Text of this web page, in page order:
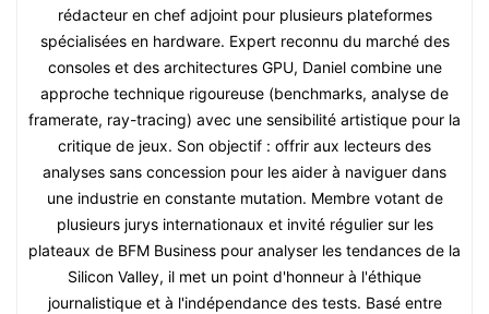
rédacteur en chef adjoint pour plusieurs plateformes
spécialisées en hardware. Expert reconnu du marché des
consoles et des architectures GPU, Daniel combine une
approche technique rigoureuse (benchmarks, analyse de
framerate, ray-tracing) avec une sensibilité artistique pour la
critique de jeux. Son objectif : offrir aux lecteurs des
analyses sans concession pour les aider à naviguer dans
une industrie en constante mutation. Membre votant de
plusieurs jurys internationaux et invité régulier sur les
plateaux de BFM Business pour analyser les tendances de la
Silicon Valley, il met un point d'honneur à l'éthique
journalistique et à l'indépendance des tests. Basé entre